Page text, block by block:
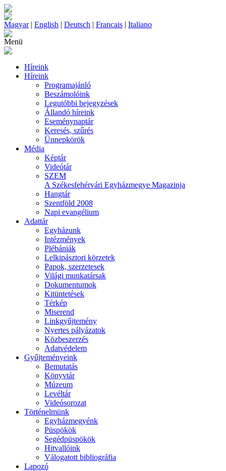
Magyar| English | Deutsch | Francais | Italiano
Menü
Híreink
Híreink
Programajánló
Beszámolóink
Legutóbbi bejegyzések
Állandó híreink
Eseménynaptár
Keresés, szűrés
Ünnepkörök
Média
Képtár
Videótár
SZEM
A Székesfehérvári Egyházmegye Magazinja
Hangtár
Szentföld 2008
Napi evangélium
Adattár
Egyházunk
Intézmények
Plébániák
Lelkipásztori körzetek
Papok, szerzetesek
Világi munkatársak
Dokumentumok
Kitüntetések
Térkép
Miserend
Linkgyűjtemény
Nyertes pályázatok
Közbeszerzés
Adatvédelem
Gyűjteményeink
Bemutatás
Könyvtár
Múzeum
Levéltár
Videósorozat
Történelmünk
Egyházmegyénk
Püspökök
Segédpüspökök
Hitvallóink
Válogatott bibliográfia
Lapozó